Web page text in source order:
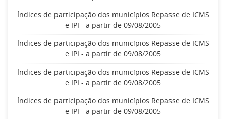
Índices de participação dos municípios Repasse de ICMS
e IPI - a partir de 09/08/2005
Índices de participação dos municípios Repasse de ICMS
e IPI - a partir de 09/08/2005
Índices de participação dos municípios Repasse de ICMS
e IPI - a partir de 09/08/2005
Índices de participação dos municípios Repasse de ICMS
e IPI - a partir de 09/08/2005